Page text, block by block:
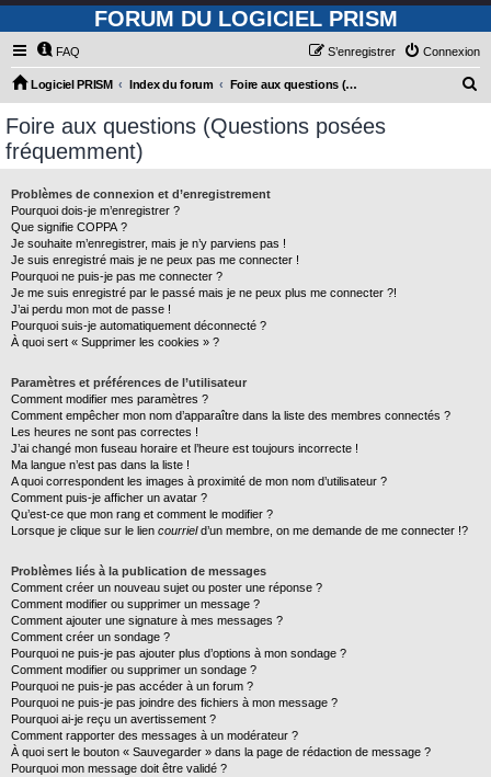
FORUM DU LOGICIEL PRISM
FAQ Connexion
S’enregistrer
Logiciel PRISM Index du forum Foire aux questions (Questions posées fréquemment)
Foire aux questions (Questions posées
fréquemment)
Problèmes de connexion et d’enregistrement
Pourquoi dois-je m’enregistrer ?
Que signifie COPPA ?
Je souhaite m’enregistrer, mais je n’y parviens pas !
Je suis enregistré mais je ne peux pas me connecter !
Pourquoi ne puis-je pas me connecter ?
Je me suis enregistré par le passé mais je ne peux plus me connecter ?!
J’ai perdu mon mot de passe !
Pourquoi suis-je automatiquement déconnecté ?
À quoi sert « Supprimer les cookies » ?
Paramètres et préférences de l’utilisateur
Comment modifier mes paramètres ?
Comment empêcher mon nom d’apparaître dans la liste des membres connectés ?
Les heures ne sont pas correctes !
J’ai changé mon fuseau horaire et l’heure est toujours incorrecte !
Ma langue n’est pas dans la liste !
A quoi correspondent les images à proximité de mon nom d’utilisateur ?
Comment puis-je afficher un avatar ?
Qu’est-ce que mon rang et comment le modifier ?
Lorsque je clique sur le lien courrield’un membre, on me demande de me connecter !?
Problèmes liés à la publication de messages
Comment créer un nouveau sujet ou poster une réponse ?
Comment modifier ou supprimer un message ?
Comment ajouter une signature à mes messages ?
Comment créer un sondage ?
Pourquoi ne puis-je pas ajouter plus d’options à mon sondage ?
Comment modifier ou supprimer un sondage ?
Pourquoi ne puis-je pas accéder à un forum ?
Pourquoi ne puis-je pas joindre des fichiers à mon message ?
Pourquoi ai-je reçu un avertissement ?
Comment rapporter des messages à un modérateur ?
À quoi sert le bouton « Sauvegarder » dans la page de rédaction de message ?
Pourquoi mon message doit être validé ?